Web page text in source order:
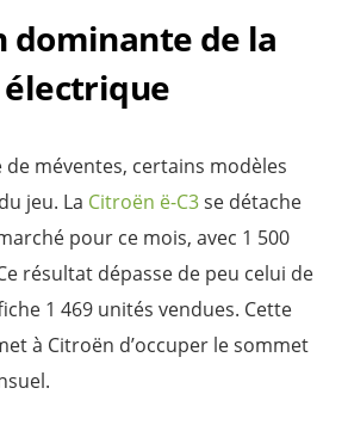
dominante de la
électrique
de méventes, certains modèles
jeu. La Citroën ë-C3se détache
pour ce mois, avec 1 500
résultat dépasse de peu celui de
1 469 unités vendues. Cette
à Citroën d’occuper le sommet